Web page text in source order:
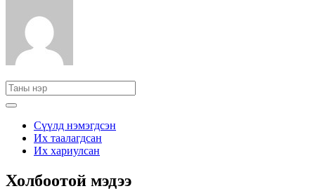
Сүүлд нэмэгдсэн
Их таалагдсан
Их хариулсан
Холбоотой мэдээ